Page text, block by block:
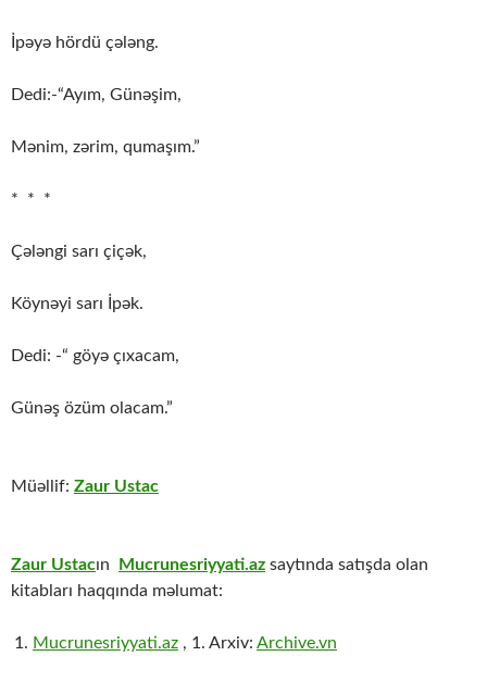
İpəyə hördü çələng.
Dedi:-“Ayım, Günəşim,
Mənim, zərim, qumaşım.”
* * *
Çələngi sarı çiçək,
Köynəyi sarı İpək.
Dedi: -“ göyə çıxacam,
Günəş özüm olacam.”
Müəllif: Zaur Ustac
Zaur Ustacın Mucrunesriyyati.az saytında satışda olan
kitabları haqqında məlumat:
Mucrunesriyyati.az , 1. Arxiv: Archive.vn